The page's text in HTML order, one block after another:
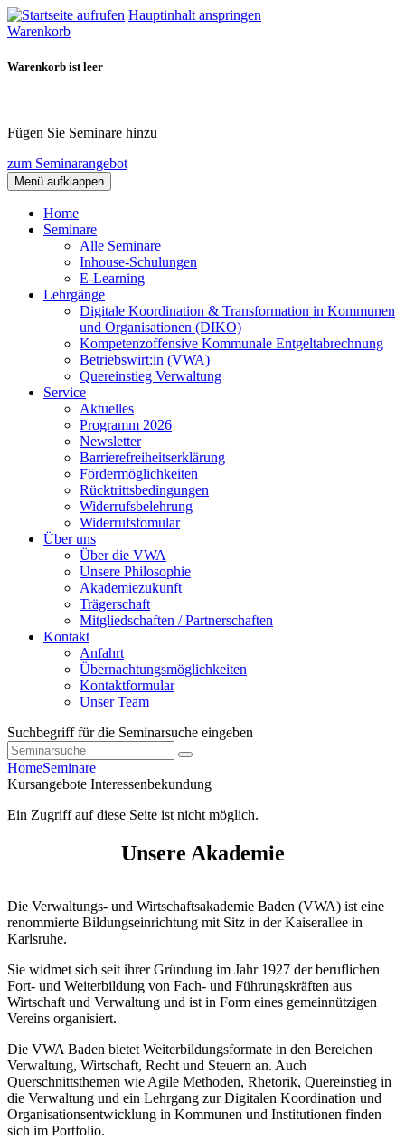
Hauptinhalt anspringen
Warenkorb
Warenkorb ist leer
Fügen Sie Seminare hinzu
zum Seminarangebot
Menü aufklappen
Home
Seminare
Alle Seminare
Inhouse-Schulungen
E-Learning
Lehrgänge
Digitale Koordination & Transformation in Kommunen
und Organisationen (DIKO)
Kompetenzoffensive Kommunale Entgeltabrechnung
Betriebswirt:in (VWA)
Quereinstieg Verwaltung
Service
Aktuelles
Programm 2026
Newsletter
Barrierefreiheitserklärung
Fördermöglichkeiten
Rücktrittsbedingungen
Widerrufsbelehrung
Widerrufsfomular
Über uns
Über die VWA
Unsere Philosophie
Akademiezukunft
Trägerschaft
Mitgliedschaften / Partnerschaften
Kontakt
Anfahrt
Übernachtungsmöglichkeiten
Kontaktformular
Unser Team
Suchbegriff für die Seminarsuche eingeben
HomeSeminare
Kursangebote Interessenbekundung
Ein Zugriff auf diese Seite ist nicht möglich.
Unsere Akademie
Die Verwaltungs- und Wirtschaftsakademie Baden (VWA) ist eine
renommierte Bildungseinrichtung mit Sitz in der Kaiserallee in
Karlsruhe.
Sie widmet sich seit ihrer Gründung im Jahr 1927 der beruflichen
Fort- und Weiterbildung von Fach- und Führungskräften aus
Wirtschaft und Verwaltung und ist in Form eines gemeinnützigen
Vereins organisiert.
Die VWA Baden bietet Weiterbildungsformate in den Bereichen
Verwaltung, Wirtschaft, Recht und Steuern an. Auch
Querschnittsthemen wie Agile Methoden, Rhetorik, Quereinstieg in
die Verwaltung und ein Lehrgang zur Digitalen Koordination und
Organisationsentwicklung in Kommunen und Institutionen finden
sich im Portfolio.